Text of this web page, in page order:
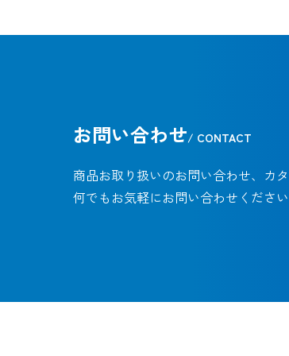
お問い合わせ/ CONTACT
商品お取り扱いのお問い合わせ、カタ
何でもお気軽にお問い合わせください